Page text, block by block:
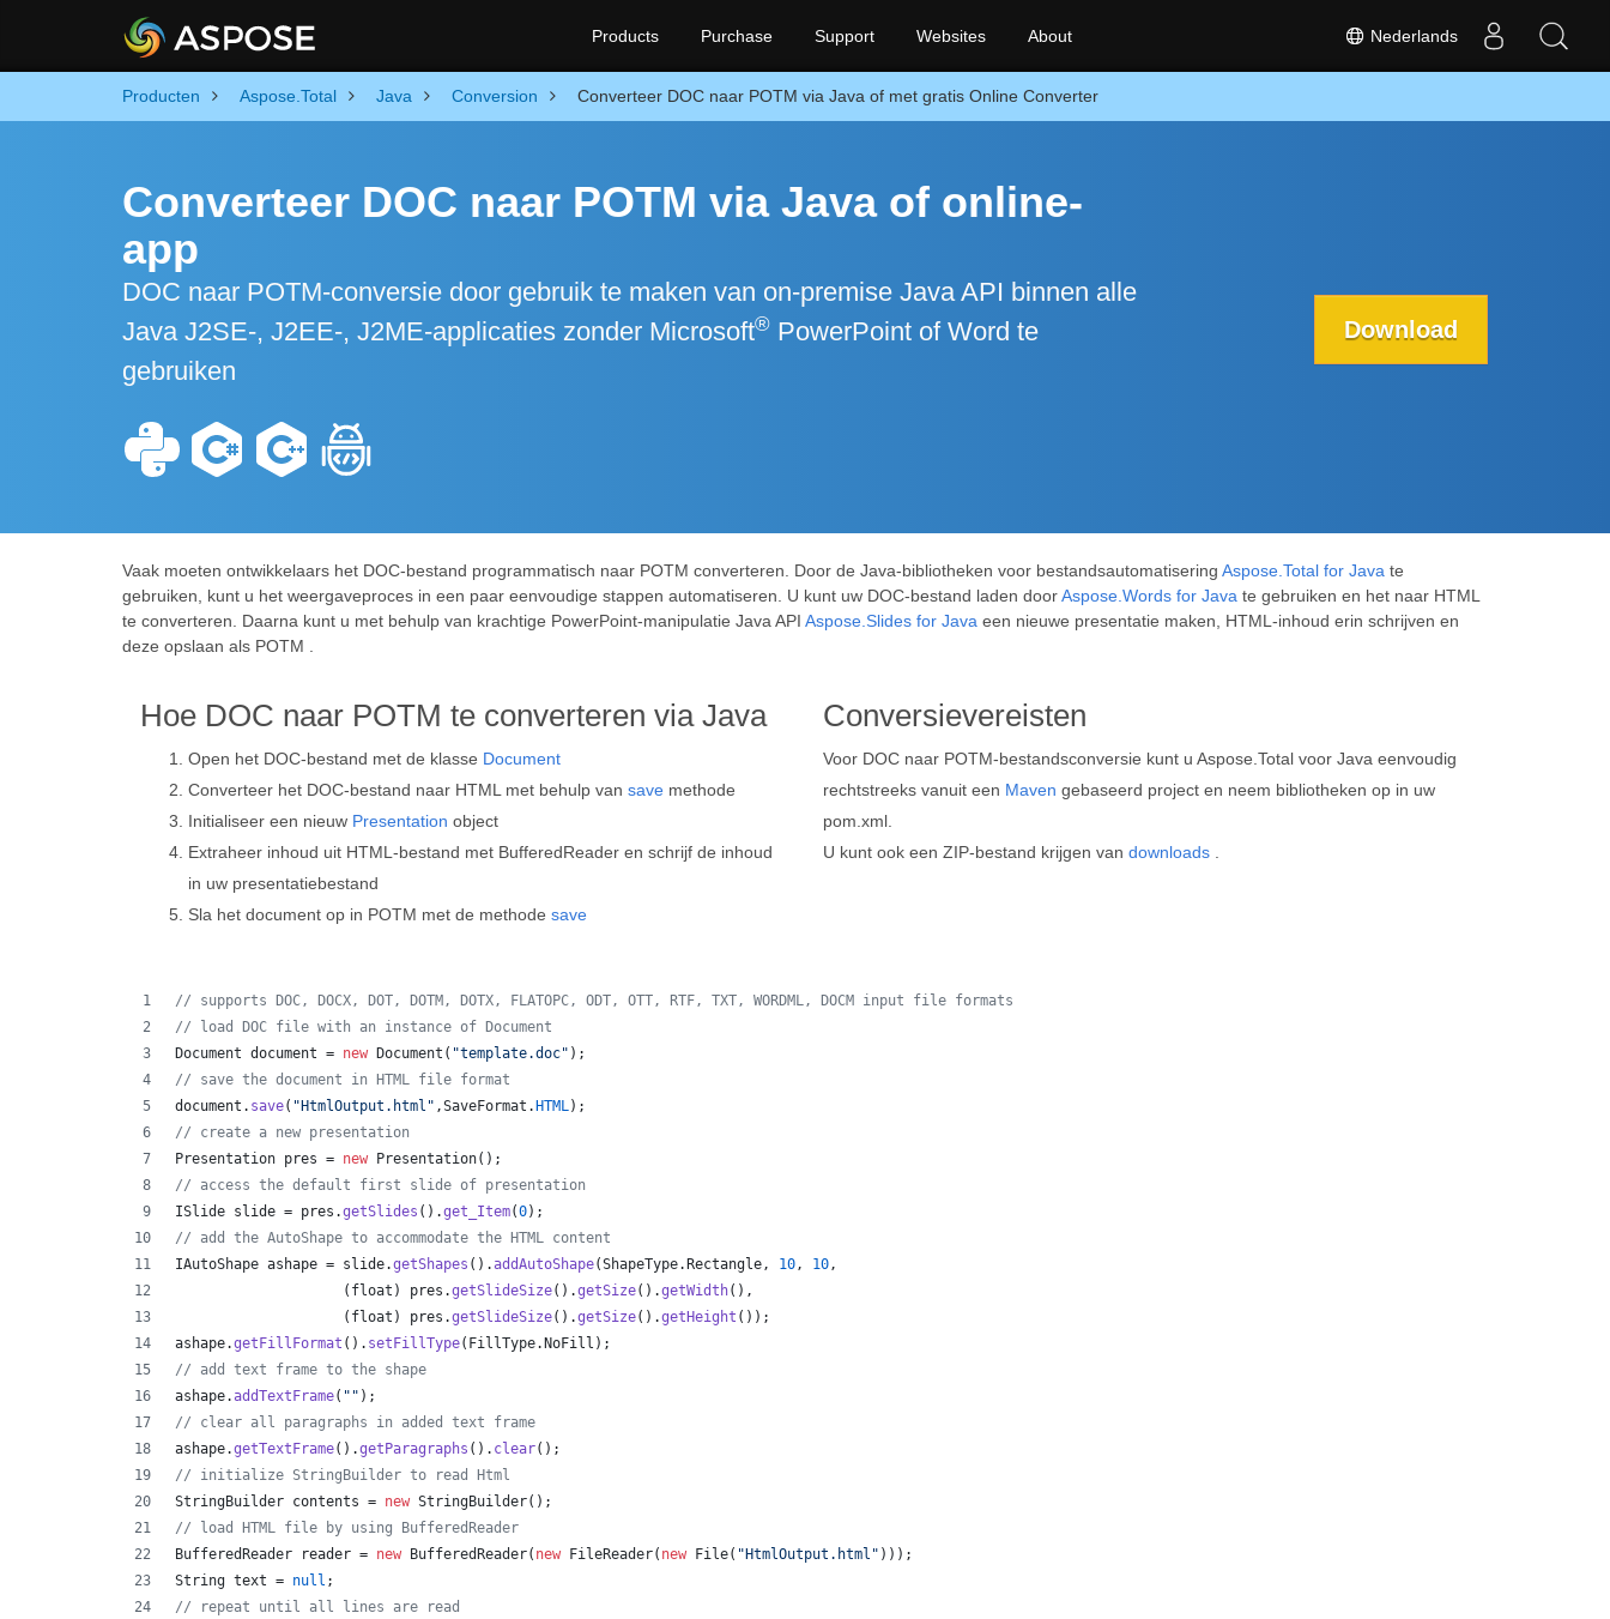
Nederlands
Products Purchase Support Websites About
Producten Aspose.Total Java Conversion Converteer DOC naar POTM via Java of met gratis Online Converter
Converteer DOC naar POTM via Java of online-
app
DOC naar POTM-conversie door gebruik te maken van on-premise Java API binnen alle
Java J2SE-, J2EE-, J2ME-applicaties zonder Microsoft® PowerPoint of Word te
gebruiken
Download
Vaak moeten ontwikkelaars het DOC-bestand programmatisch naar POTM converteren. Door de Java-bibliotheken voor bestandsautomatisering Aspose.Total for Java te
gebruiken, kunt u het weergaveproces in een paar eenvoudige stappen automatiseren. U kunt uw DOC-bestand laden doorAspose.Words for Java te gebruiken en het naar HTML
te converteren. Daarna kunt u met behulp van krachtige PowerPoint-manipulatie Java API Aspose.Slides for Java een nieuwe presentatie maken, HTML-inhoud erin schrijven en
deze opslaan als POTM .
Hoe DOC naar POTM te converteren via Java
Open het DOC-bestand met de klasse Document
Converteer het DOC-bestand naar HTML met behulp van save methode
Initialiseer een nieuw Presentation object
Extraheer inhoud uit HTML-bestand met BufferedReader en schrijf de inhoud
in uw presentatiebestand
Sla het document op in POTM met de methode save
Conversievereisten
Voor DOC naar POTM-bestandsconversie kunt u Aspose.Total voor Java eenvoudig
rechtstreeks vanuit een Maven gebaseerd project en neem bibliotheken op in uw
pom.xml.
U kunt ook een ZIP-bestand krijgen van downloads
// supports DOC, DOCX, DOT, DOTM, DOTX, FLATOPC, ODT, OTT, RTF, TXT, WORDML, DOCM input file formats
// load DOC file with an instance of Document
Document document = new Document ( "template.doc" );
// save the document in HTML file format
document . save( "HtmlOutput.html" ,SaveFormat . HTML);
// create a new presentation
Presentation pres = new Presentation();
// access the default first slide of presentation
ISlide slide = pres .getSlides ().get_Item(0);
// add the AutoShape to accommodate the HTML content
IAutoShape ashape = slide.getShapes ().addAutoShape(ShapeType. Rectangle, 10, 10,
                    (
float ) pres .getSlideSize().getSize().getWidth(),
                    (
float ) pres .getSlideSize().getSize().getHeight ());
ashape.getFillFormat (). setFillType( FillType. NoFill );
// add text frame to the shape
ashape.addTextFrame( "" );
// clear all paragraphs in added text frame
ashape.getTextFrame().getParagraphs (). clear();
// initialize StringBuilder to read Html
StringBuilder contents = new StringBuilder();
// load HTML file by using BufferedReader
BufferedReader
reader = new BufferedReader( new FileReader( new File( "HtmlOutput.html" )));
String text = null ;
// repeat until all lines are read